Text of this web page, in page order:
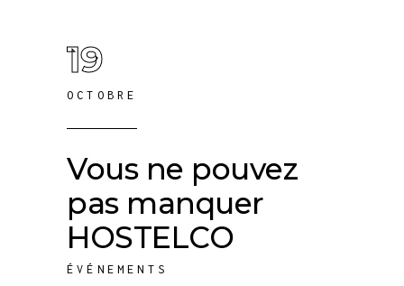
19
OCTOBRE
Vous ne pouvez
pas manquer
HOSTELCO
ÉVÉNEMENTS